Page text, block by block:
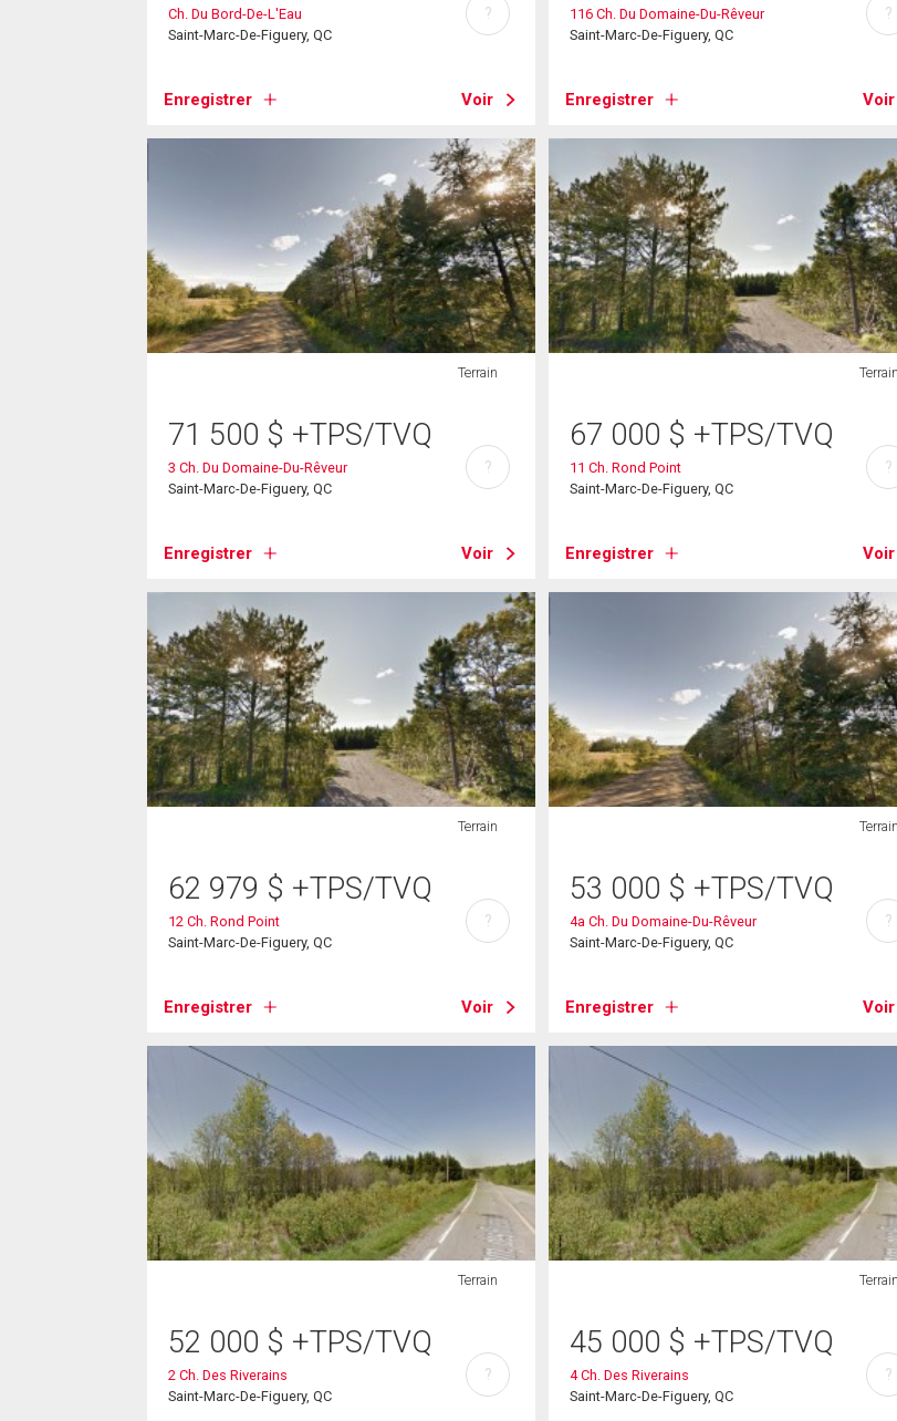
Ch. Du Bord-De-L'Eau
Saint-Marc-De-Figuery, QC
Enregistrer Voir
?
116 Ch. Du Domaine-Du-Rêveur
Saint-Marc-De-Figuery, QC
Enregistrer Voir
?
Terrain
71 500 $ +TPS/TVQ
3 Ch. Du Domaine-Du-Rêveur
Saint-Marc-De-Figuery, QC
Enregistrer Voir
?
Terrain
67 000 $ +TPS/TVQ
11 Ch. Rond Point
Saint-Marc-De-Figuery, QC
Enregistrer Voir
?
Terrain
62 979 $ +TPS/TVQ
12 Ch. Rond Point
Saint-Marc-De-Figuery, QC
Enregistrer Voir
?
Terrain
53 000 $ +TPS/TVQ
4a Ch. Du Domaine-Du-Rêveur
Saint-Marc-De-Figuery, QC
Enregistrer Voir
?
Terrain
52 000 $ +TPS/TVQ
2 Ch. Des Riverains
Saint-Marc-De-Figuery, QC
?
Terrain
45 000 $ +TPS/TVQ
4 Ch. Des Riverains
Saint-Marc-De-Figuery, QC
?